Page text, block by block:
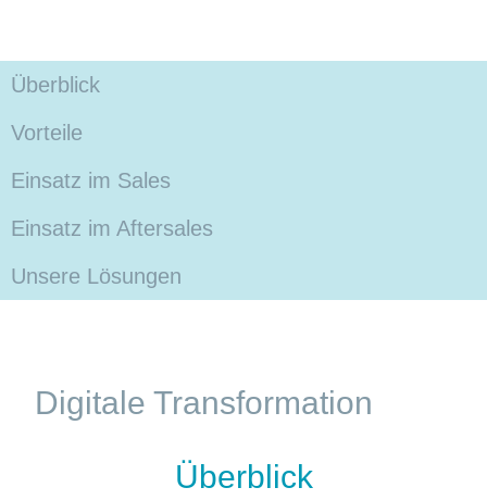
Überblick
Vorteile
Einsatz im Sales
Einsatz im Aftersales
Unsere Lösungen
Digitale Transformation
Überblick